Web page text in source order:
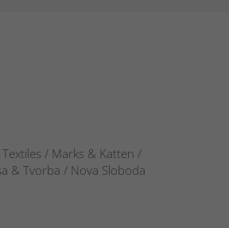
/ Marks & Katten /
& Tvorba / Nova Sloboda